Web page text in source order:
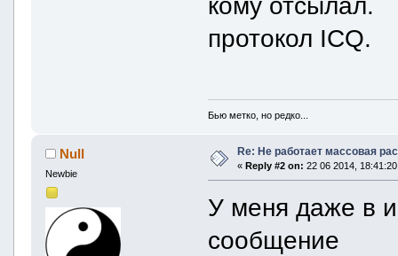
протокол ICQ.
Бью метко, но редко...
Null
Newbie
Re: Не работает массовая
« Reply #2 on: 22 06 2014,
У меня даже в
сообщение